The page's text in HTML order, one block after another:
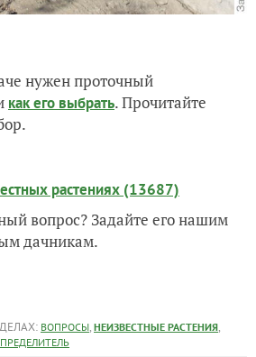
нужен проточный
как его выбрать. Прочитайте
растениях (13687)
вопрос? Задайте его нашим
дачникам.
ВОПРОСЫ, НЕИЗВЕСТНЫЕ РАСТЕНИЯ,